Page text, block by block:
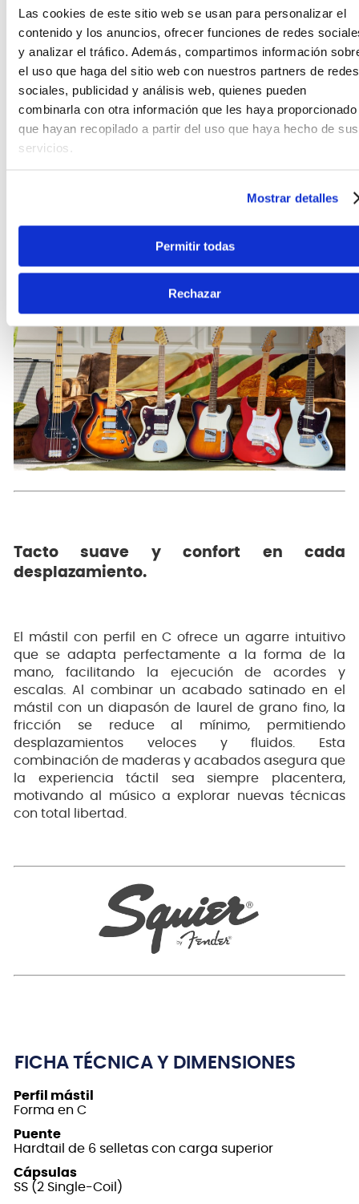
Las cookies de este sitio web se usan para personalizar el
contenido y los anuncios, ofrecer funciones de redes
y analizar el tráfico. Además, compartimos información
el uso que haga del sitio web con nuestros partners de redes
sociales, publicidad y análisis web, quienes pueden
combinarla con otra información que les haya proporcionado
que hayan recopilado a partir del uso que haya hecho de sus
servicios.
Mostrar detalles
Permitir todas
Rechazar
La precisión en la afinación es crítica para
desarrollar el oído, y este modelo cumple con
creces gracias a sus clavijeros sellados de
fundición y su puente rígido (hardtail). Este sistema
mecánico asegura que la entonación se mantenga
firme incluso tras ataques fuertes de púa,
reduciendo la necesidad de ajustes constantes. Los
herrajes cromados no solo aportan una estética
Tacto suave y confort en cada
desplazamiento.
El mástil con perfil en C ofrece un agarre intuitivo
que se adapta perfectamente a la forma de la
mano, facilitando la ejecución de acordes y
escalas. Al combinar un acabado satinado en el
mástil con un diapasón de laurel de grano fino, la
fricción se reduce al mínimo, permitiendo
desplazamientos veloces y fluidos. Esta
combinación de maderas y acabados asegura que
la experiencia táctil sea siempre placentera,
motivando al músico a explorar nuevas técnicas
con total libertad.
FICHA TÉCNICA Y DIMENSIONES
Perfil mástil
Forma en C
Puente
Hardtail de 6 selletas con carga superior
Cápsulas
SS (2 Single-Coil)